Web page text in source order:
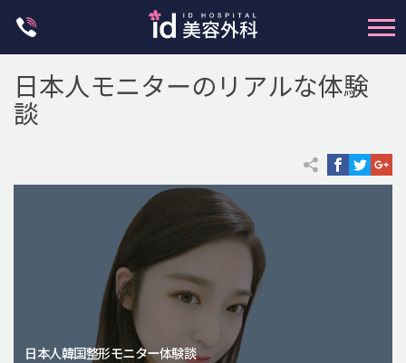
脂肪注入(アンチエイジング)
日本人モニターのリアルな体験
談
日本人韓国整形モニター体験談